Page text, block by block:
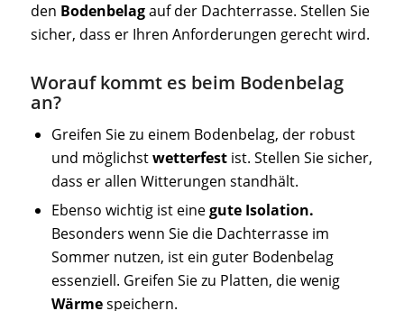
den Bodenbelagauf der Dachterrasse. Stellen Sie
sicher, dass er Ihren Anforderungen gerecht wird.
Worauf kommt es beim Bodenbelag
an?
Greifen Sie zu einem Bodenbelag, der robust
und möglichstwetterfestist. Stellen Sie sicher,
dass er allen Witterungen standhält.
Ebenso wichtig ist einegute Isolation.
Besonders wenn Sie die Dachterrasse im
Sommer nutzen, ist ein guter Bodenbelag
essenziell. Greifen Sie zu Platten, die wenig
Wärmespeichern.